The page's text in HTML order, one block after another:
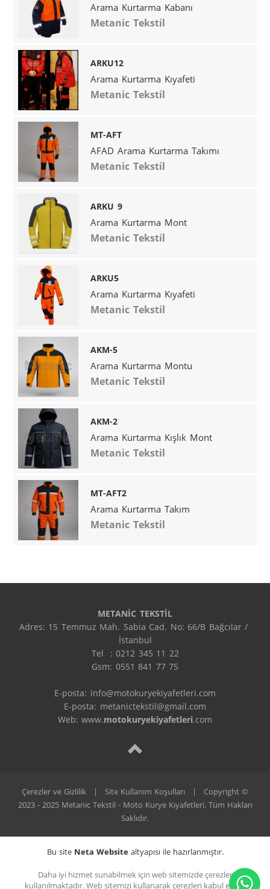
Arama Kurtarma Kabanı
Metanic Tekstil
ARKU12
Arama Kurtarma Kıyafeti
Metanic Tekstil
MT-AFT
AFAD Arama Kurtarma Takımı
Metanic Tekstil
ARKU 9
Arama Kurtarma Mont
Metanic Tekstil
ARKU5
Arama Kurtarma Kıyafeti
Metanic Tekstil
AKM-5
Arama Kurtarma Montu
Metanic Tekstil
AKM-2
Arama Kurtarma Kışlık Mont
Metanic Tekstil
MT-AFT2
Arama Kurtarma Takım
Metanic Tekstil
METANİC TEKSTİL
Adres: 15 Temmuz Mah. Sabia Cad. No: 66/B Bağcılar /
İstanbul
Tel  : 0212 345 11 22
Gsm: 0551 841 77 75
E-posta: info@motokuryekiyafetleri.com
E-posta: metanictekstil@gmail.com
Web: www.motokuryekiyafetleri.com
Çerezler ve Gizlilik | Site Kullanım Koşulları |
Copyright ©
2023 - 2025 Metanic Tekstil - Moto Kurye Kıyafetleri. Tüm Hakları
Saklıdır.
Bu site Neta Websitealtyapısı ile hazırlanmıştır.
Daha iyi hizmet sunabilmek için web sitemizde çerezler
kullanılmaktadır. Web sitemizi kullanarak çerezleri kabul etmiş